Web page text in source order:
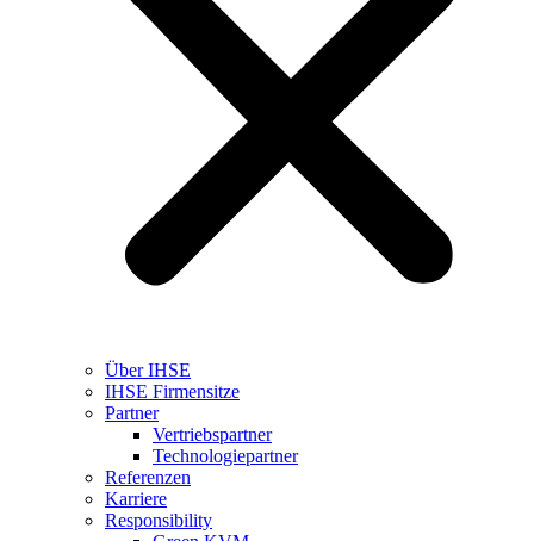
Über IHSE
IHSE Firmensitze
Partner
Vertriebspartner
Technologiepartner
Referenzen
Karriere
Responsibility